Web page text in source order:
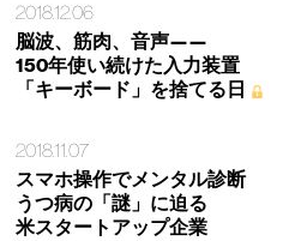
2018.12.06
脳波、筋肉、音声——
150年使い続けた入力装置
「キーボード」を捨てる日
2018.11.07
スマホ操作でメンタル診断
うつ病の「謎」に迫る
米スタートアップ企業